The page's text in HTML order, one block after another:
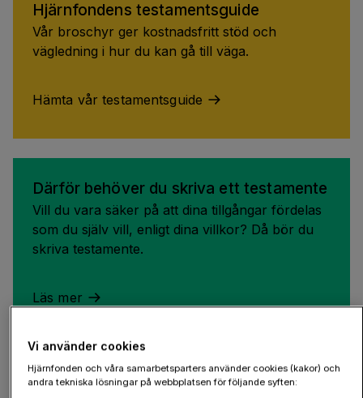
Hjärnfondens testamentsguide
Vår broschyr ger kostnadsfritt stöd och
vägledning i hur du kan gå till väga.
Hämta vår testamentsguide
Därför behöver du skriva ett testamente
Vill du vara säker på att dina tillgångar fördelas
som du själv vill, enligt dina villkor? Då bör du
skriva testamente.
Läs mer
Regler för testamente
Vi använder cookies
Hjärnfonden och våra samarbetsparters använder cookies (kakor) och
andra tekniska lösningar på webbplatsen för följande syften: